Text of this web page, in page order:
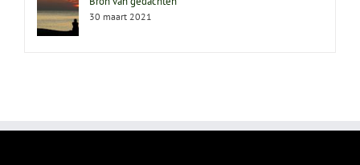
30 maart 2021